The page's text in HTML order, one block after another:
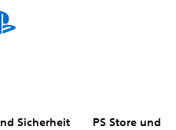
Sicherheit PS Store und